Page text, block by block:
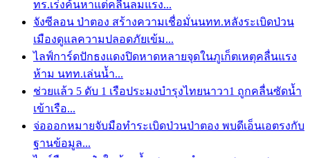
ทร.เร่งค้นหาแต่คลื่นลมแรง...
จังซีลอน ป่าตอง สร้างความเชื่อมั่นนทท.หลังระเบิดป่วน
เมืองดูแลความปลอดภัยเข้ม...
ไลฟ์การ์ดปักธงแดงปิดหาดหลายจุดในภูเก็ตเหตุคลื่นแรง
ห้าม นทท.เล่นน้ำ...
ช่วยแล้ว 5 ดับ 1 เรือประมงบำรุงไทยนาวา1 ถูกคลื่นซัดน้ำ
เข้าเรือ...
จ่อออกหมายจับมือทำระเบิดป่วนป่าตอง พบดีเอ็นเอตรงกับ
ฐานข้อมูล...